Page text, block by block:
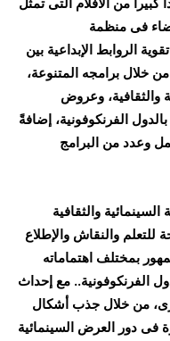
من الأفلام التى تمثل
فى منظمة
الروابط الإبداعية بين
خلال برامجه المتنوعة،
والثقافية، وعروض
الفرنكوفونية، إضافةً
وعدد من البرامج
والثقافية
والنقاش والإطلاع
بمختلف اهتماماته
الفرنكوفونية.. مع إحداث
من خلال جذب أشكال
فى دور العرض السينمائية